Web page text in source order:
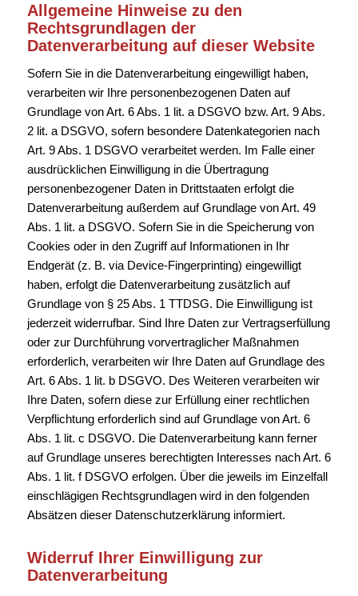
Allgemeine Hinweise zu den
Rechtsgrundlagen der
Datenverarbeitung auf dieser Website
Sofern Sie in die Datenverarbeitung eingewilligt haben,
verarbeiten wir Ihre personenbezogenen Daten auf
Grundlage von Art. 6 Abs. 1 lit. a DSGVO bzw. Art. 9 Abs.
2 lit. a DSGVO, sofern besondere Datenkategorien nach
Art. 9 Abs. 1 DSGVO verarbeitet werden. Im Falle einer
ausdrücklichen Einwilligung in die Übertragung
personenbezogener Daten in Drittstaaten erfolgt die
Datenverarbeitung außerdem auf Grundlage von Art. 49
Abs. 1 lit. a DSGVO. Sofern Sie in die Speicherung von
Cookies oder in den Zugriff auf Informationen in Ihr
Endgerät (z. B. via Device-Fingerprinting) eingewilligt
haben, erfolgt die Datenverarbeitung zusätzlich auf
Grundlage von § 25 Abs. 1 TTDSG. Die Einwilligung ist
jederzeit widerrufbar. Sind Ihre Daten zur Vertragserfüllung
oder zur Durchführung vorvertraglicher Maßnahmen
erforderlich, verarbeiten wir Ihre Daten auf Grundlage des
Art. 6 Abs. 1 lit. b DSGVO. Des Weiteren verarbeiten wir
Ihre Daten, sofern diese zur Erfüllung einer rechtlichen
Verpflichtung erforderlich sind auf Grundlage von Art. 6
Abs. 1 lit. c DSGVO. Die Datenverarbeitung kann ferner
auf Grundlage unseres berechtigten Interesses nach Art. 6
Abs. 1 lit. f DSGVO erfolgen. Über die jeweils im Einzelfall
einschlägigen Rechtsgrundlagen wird in den folgenden
Absätzen dieser Datenschutzerklärung informiert.
Widerruf Ihrer Einwilligung zur
Datenverarbeitung